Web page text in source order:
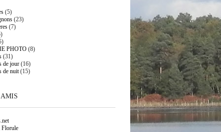
(5)
(23)
(7)
PHOTO(8)
(31)
de jour(16)
de nuit(15)
Florule